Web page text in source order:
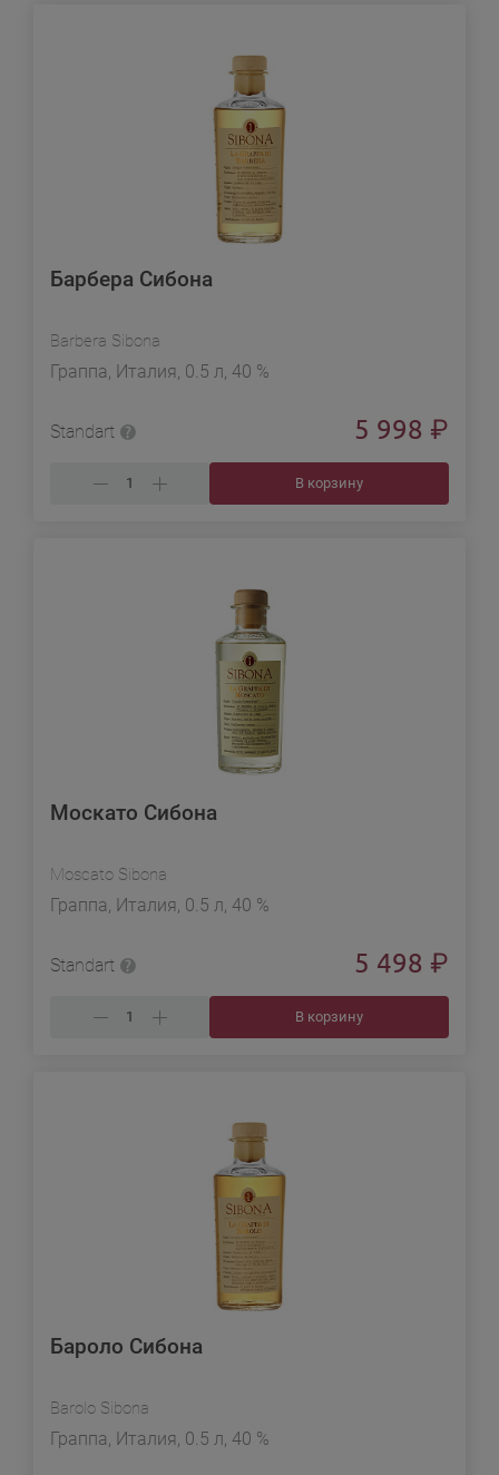
Барбера Сибона
Barbera Sibona
Граппа, Италия, 0.5 л, 40 %
Standart 5 998 ₽
В корзину
Москато Сибона
Moscato Sibona
Граппа, Италия, 0.5 л, 40 %
Standart 5 498 ₽
В корзину
Бароло Сибона
Barolo Sibona
Граппа, Италия, 0.5 л, 40 %